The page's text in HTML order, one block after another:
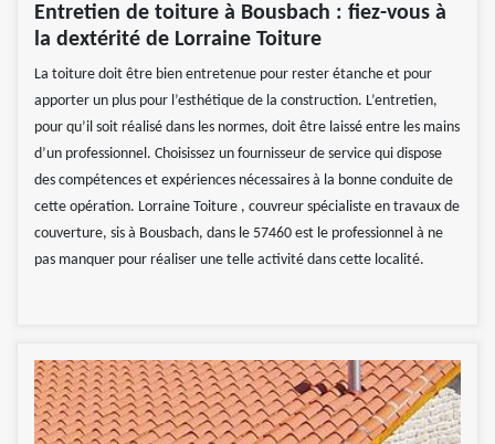
Entretien de toiture à Bousbach : fiez-vous à
la dextérité de Lorraine Toiture
La toiture doit être bien entretenue pour rester étanche et pour
apporter un plus pour l’esthétique de la construction. L’entretien,
pour qu’il soit réalisé dans les normes, doit être laissé entre les mains
d’un professionnel. Choisissez un fournisseur de service qui dispose
des compétences et expériences nécessaires à la bonne conduite de
cette opération. Lorraine Toiture , couvreur spécialiste en travaux de
couverture, sis à Bousbach, dans le 57460 est le professionnel à ne
pas manquer pour réaliser une telle activité dans cette localité.